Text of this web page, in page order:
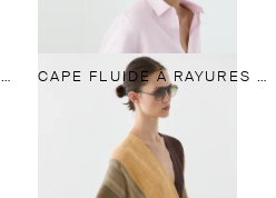
CHEMISE FLUIDE RAYÉE EN COTON ET LIN CAPE FLUIDE À RAYURES EN MÉLANGE DE LIN